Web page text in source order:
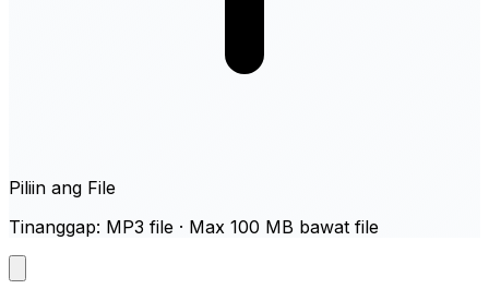
Piliin ang File
Tinanggap: MP3 file · Max 100 MB bawat file